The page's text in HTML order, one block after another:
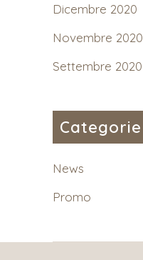
Dicembre 2020
Novembre 2020
Settembre 2020
Categorie
News
Promo